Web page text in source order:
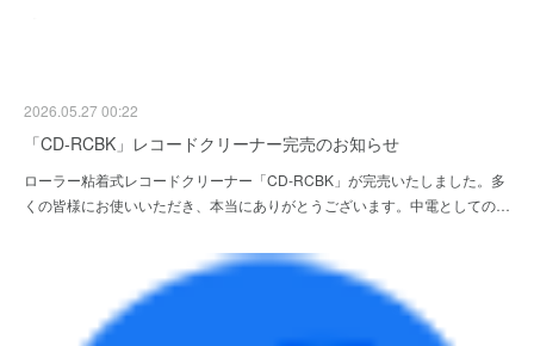
2026.05.27 00:22
「CD-RCBK」レコードクリーナー完売のお知らせ
ローラー粘着式レコードクリーナー「CD-RCBK」が完売いたしました。多
くの皆様にお使いいただき、本当にありがとうございます。中電としての…